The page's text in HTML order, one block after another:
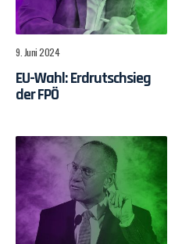
9. Juni 2024
EU-Wahl: Erdrutschsieg
der FPÖ